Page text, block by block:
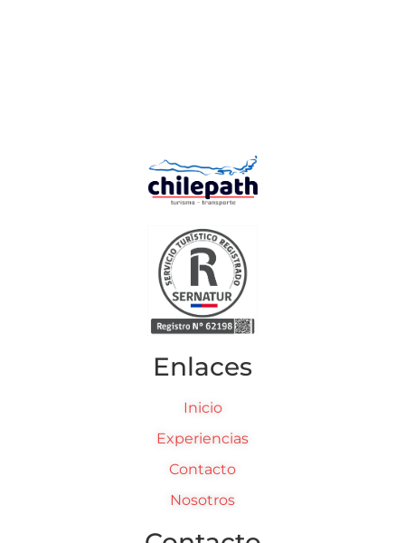
Enlaces
Inicio
Experiencias
Contacto
Nosotros